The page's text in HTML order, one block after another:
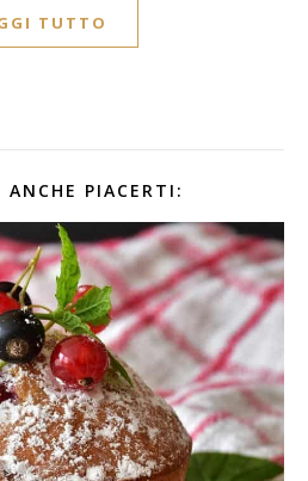
TUTTO
ANCHE PIACERTI: